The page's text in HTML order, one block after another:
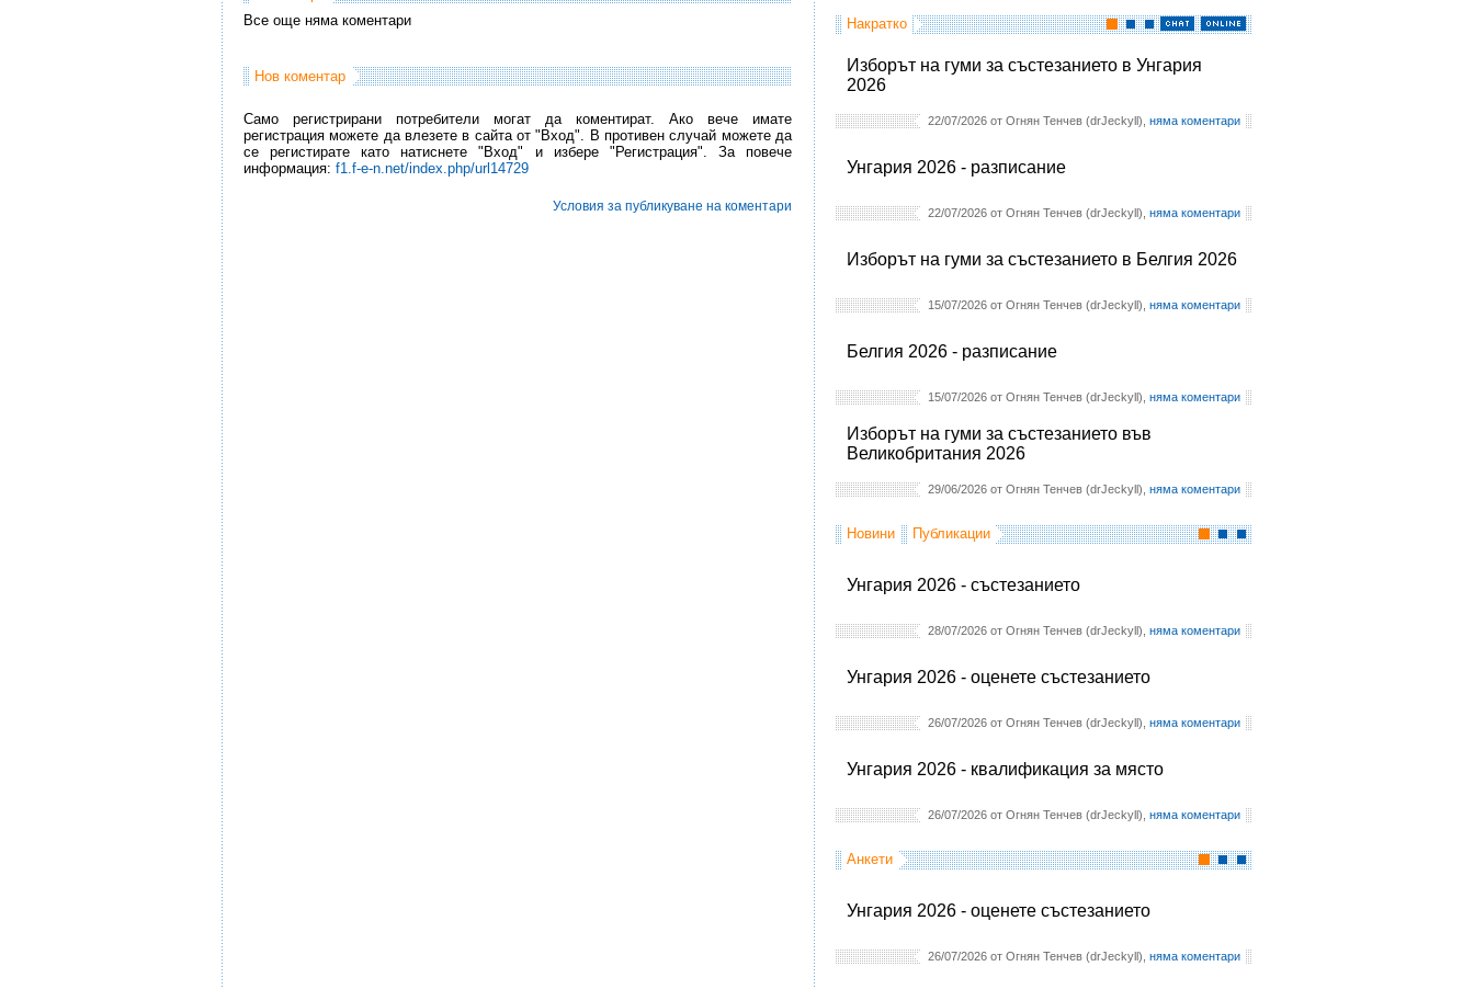
Накратко
Изборът на гуми за състезанието в Унгария
2026
22/07/2026 от Огнян Тенчев (drJeckyll), няма коментари
Унгария 2026 - разписание
22/07/2026 от Огнян Тенчев (drJeckyll), няма коментари
Изборът на гуми за състезанието в Белгия 2026
15/07/2026 от Огнян Тенчев (drJeckyll), няма коментари
Белгия 2026 - разписание
15/07/2026 от Огнян Тенчев (drJeckyll), няма коментари
Изборът на гуми за състезанието във
Великобритания 2026
29/06/2026 от Огнян Тенчев (drJeckyll), няма коментари
Новини Публикации
Унгария 2026 - състезанието
28/07/2026 от Огнян Тенчев (drJeckyll), няма коментари
Унгария 2026 - оценете състезанието
26/07/2026 от Огнян Тенчев (drJeckyll), няма коментари
Унгария 2026 - квалификация за място
26/07/2026 от Огнян Тенчев (drJeckyll), няма коментари
Анкети
Унгария 2026 - оценете състезанието
26/07/2026 от Огнян Тенчев (drJeckyll), няма коментари
Все още няма коментари
Нов коментар
Само регистрирани потребители могат да коментират. Ако вече имате
регистрация можете да влезете в сайта от "Вход". В противен случай можете да
се регистирате като натиснете "Вход" и избере "Регистрация". За повече
информация: f1.f-e-n.net/index.php/url14729
Условия за публикуване на коментари